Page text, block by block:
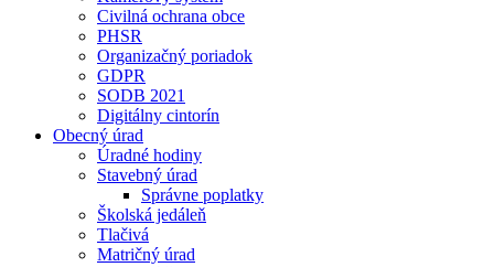
Civilná ochrana obce
PHSR
Organizačný poriadok
GDPR
SODB 2021
Digitálny cintorín
Obecný úrad
Úradné hodiny
Stavebný úrad
Správne poplatky
Školská jedáleň
Tlačivá
Matričný úrad